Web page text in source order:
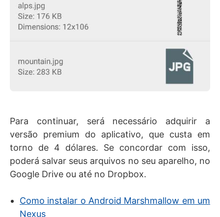
Para continuar, será necessário adquirir a
versão premium do aplicativo, que custa em
torno de 4 dólares. Se concordar com isso,
poderá salvar seus arquivos no seu aparelho, no
Google Drive ou até no Dropbox.
Como instalar o Android Marshmallow em um
Nexus